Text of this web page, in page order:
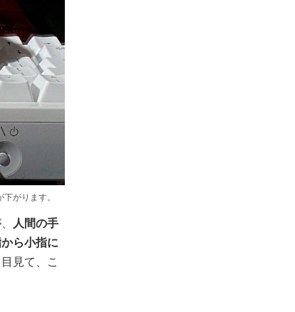
がります。
人間の手
ら小指に
見て、こ